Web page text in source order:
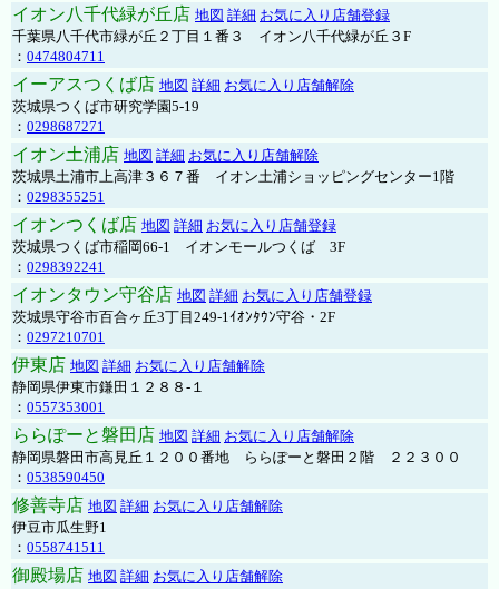
イオン八千代緑が丘店 地図 詳細 お気に入り店舗登録
千葉県八千代市緑が丘２丁目１番３ イオン八千代緑が丘３F
： 0474804711
イーアスつくば店 地図 詳細 お気に入り店舗解除
茨城県つくば市研究学園5-19
： 0298687271
イオン土浦店 地図 詳細 お気に入り店舗解除
茨城県土浦市上高津３６７番 イオン土浦ショッピングセンター1階
： 0298355251
イオンつくば店 地図 詳細 お気に入り店舗登録
茨城県つくば市稲岡66-1 イオンモールつくば 3F
： 0298392241
イオンタウン守谷店 地図 詳細 お気に入り店舗登録
茨城県守谷市百合ヶ丘3丁目249-1ｲｵﾝﾀｳﾝ守谷・2F
： 0297210701
伊東店 地図 詳細 お気に入り店舗解除
静岡県伊東市鎌田１２８８-１
： 0557353001
ららぽーと磐田店 地図 詳細 お気に入り店舗解除
静岡県磐田市高見丘１２００番地 ららぽーと磐田２階 ２２３００
： 0538590450
修善寺店 地図 詳細 お気に入り店舗解除
伊豆市瓜生野1
： 0558741511
御殿場店 地図 詳細 お気に入り店舗解除